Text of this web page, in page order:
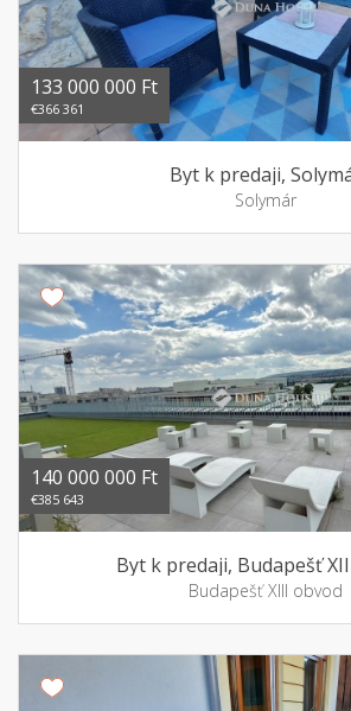
133 000 000 Ft
€366 361
Byt k predaji,
Solymár
140 000 000 Ft
€385 643
Byt k predaji, Budapešť
Budapešť XIII obvod